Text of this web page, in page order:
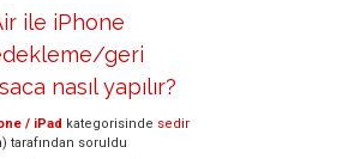
ile iPhone
geri
nasıl yapılır?
/ iPad kategorisinde sedir
tarafından soruldu